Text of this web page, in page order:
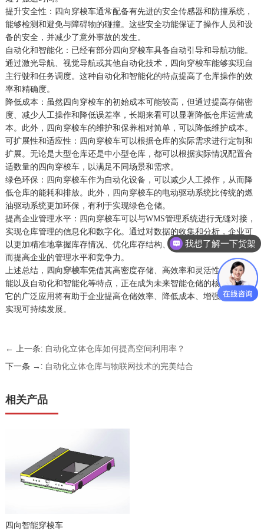
提升安全性：四向穿梭车通常配备有先进的安全传感器和防撞系统，
能够检测和避免与障碍物的碰撞。这些安全功能保证了操作人员和设
备的安全，并减少了意外事故的发生。
自动化和智能化：已经有部分四向穿梭车具备自动引导和导航功能。
通过激光导航、视觉导航或其他自动化技术，四向穿梭车能够实现自
主行驶和任务调度。这种自动化和智能化的特点提高了仓库操作的效
率和精确度。
降低成本：虽然四向穿梭车的初始成本可能较高，但通过提高存储密
度、减少人工操作和降低误差率，长期来看可以显著降低仓库运营成
本。此外，四向穿梭车的维护和保养相对简单，可以降低维护成本。
可扩展性和适应性：四向穿梭车可以根据仓库的实际需求进行定制和
扩展。无论是大型仓库还是中小型仓库，都可以根据实际情况配置合
适数量的四向穿梭车，以满足不同场景和需求。
绿色环保：四向穿梭车作为自动化设备，可以减少人工操作，从而降
低仓库的能耗和排放。此外，四向穿梭车的电动驱动系统比传统的燃
油驱动系统更加环保，有利于实现绿色仓储。
提高企业管理水平：四向穿梭车可以与WMS管理系统进行无缝对接，
实现仓库管理的信息化和数字化。通过对数据的收集和分析，企业可
以更加精准地掌握库存情况、优化库存结构、提高库存周转率等，从
而提高企业的管理水平和竞争力。
上述总结， 四向穿梭车凭借其高密度存储、高效率和灵活性、安全性
能以及自动化和智能化等特点，正在成为未来智能仓储的核心设备。
它的广泛应用将有助于企业提高仓储效率、降低成本、增强竞争力并
实现可持续发展。
← 上一条: 自动化立体仓库如何提高空间利用率？
下一条 →: 自动化立体仓库与物联网技术的完美结合
相关产品
四向智能穿梭车
我想了解一下货架